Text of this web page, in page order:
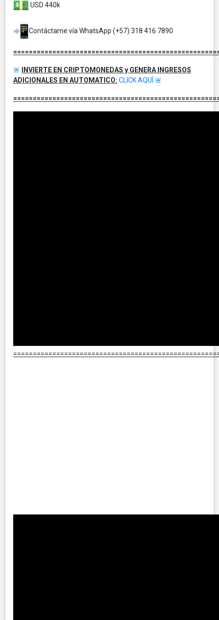
USD 440k
Contáctame vía WhatsApp (+57) 318 416 7890
🚨
INVIERTE EN CRIPTOMONEDAS y GENERA INGRESOS
ADICIONALES EN AUTOMATICO: CLICK AQUÍ 🚨